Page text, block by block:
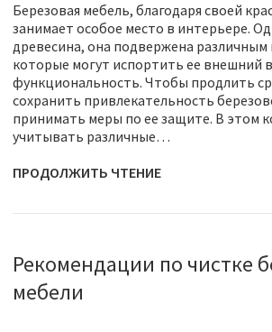
Березовая мебель, благодаря своей
занимает особое место в интерьере.
древесина, она подвержена
которые могут испортить ее внешний
функциональность. Чтобы продлить
сохранить привлекательность
принимать меры по ее защите. В этом
учитывать различные…
ПРОДОЛЖИТЬ ЧТЕНИЕ
Рекомендации по чистке
мебели